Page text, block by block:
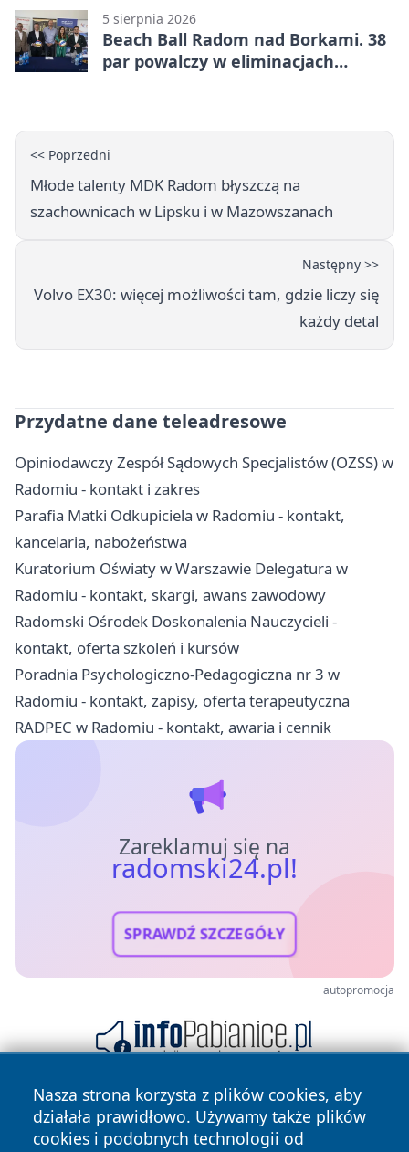
5 sierpnia 2026
Beach Ball Radom nad Borkami. 38
par powalczy w eliminacjach
<< Poprzedni
Młode talenty MDK Radom błyszczą na
szachownicach w Lipsku i w Mazowszanach
Następny >>
Volvo EX30: więcej możliwości tam, gdzie liczy się
każdy detal
Przydatne dane teleadresowe
Opiniodawczy Zespół Sądowych Specjalistów (OZSS) w
Radomiu - kontakt i zakres
Parafia Matki Odkupiciela w Radomiu - kontakt,
kancelaria, nabożeństwa
Kuratorium Oświaty w Warszawie Delegatura w
Radomiu - kontakt, skargi, awans zawodowy
Radomski Ośrodek Doskonalenia Nauczycieli -
kontakt, oferta szkoleń i kursów
Poradnia Psychologiczno-Pedagogiczna nr 3 w
Radomiu - kontakt, zapisy, oferta terapeutyczna
RADPEC w Radomiu - kontakt, awaria i cennik
Zareklamuj się na
radomski24.pl!
SPRAWDŹ SZCZEGÓŁY
autopromocja
Nasza strona korzysta z plików cookies, aby
działała prawidłowo. Używamy także plików
cookies i podobnych technologii od